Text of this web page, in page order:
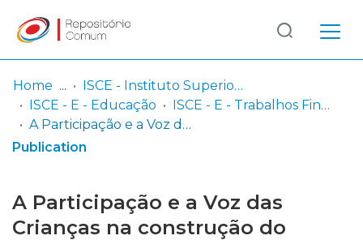
Communities
& Collections
Log
In
(current)
Home
ISCE - Instituto Superior de Ciências Educativas
ISCE - E - Educação
ISCE - E - Trabalhos Finais de Mestrado
A Participação e a Voz das Crianças na construção do Currículo na Educação Pré-Escolar e no 1º Ciclo do Ensino Básico.
Publication
A Participação e a Voz das
Crianças na construção do